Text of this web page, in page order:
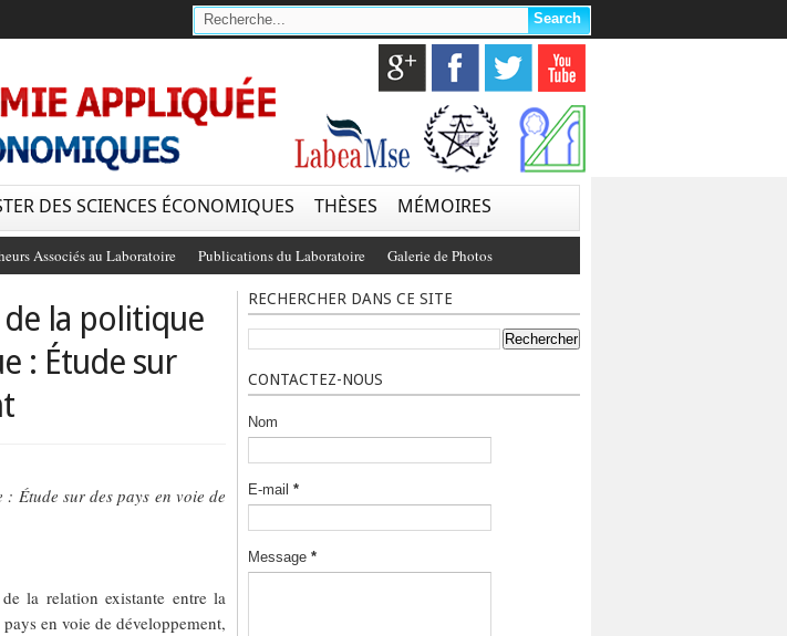
DES SCIENCES ÉCONOMIQUES THÈSES
MÉMOIRES
Associés au Laboratoire Publications du Laboratoire Galerie de Photos
de la politique
: Étude sur
Étude sur des pays en voie de
la relation existante entre la
en voie de développement,
RECHERCHER DANS CE SITE
CONTACTEZ-NOUS
Nom
E-mail *
Message *